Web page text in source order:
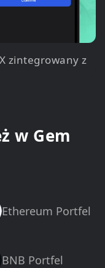
zintegrowany z
w Gem
Ethereum Portfel
BNB Portfel